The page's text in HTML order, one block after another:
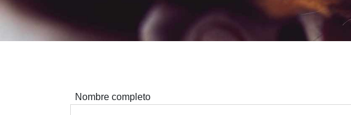
Nombre completo